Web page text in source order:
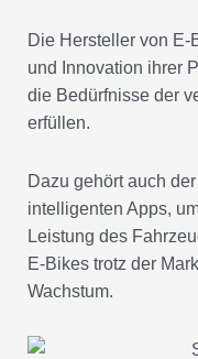
Die Hersteller von E-
und Innovation ihrer
die Bedürfnisse der
erfüllen.
Dazu gehört auch
intelligenten Apps,
Leistung des
E-Bikes trotz der
Wachstum.